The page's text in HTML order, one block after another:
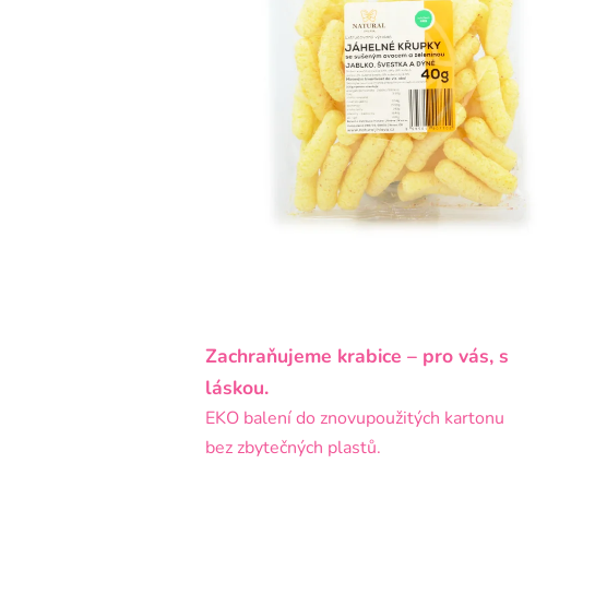
Zachraňujeme krabice – pro vás, s
láskou.
EKO balení do znovupoužitých kartonu
bez zbytečných plastů.